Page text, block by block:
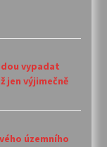
vypadat
jen výjimečně
územního